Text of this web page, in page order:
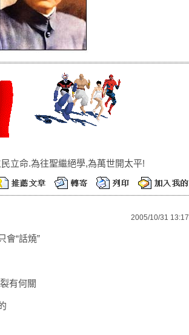
立命.為往聖繼絕學,為萬世開太平!
2005/10/31 13:17
會“話燒”
有何關